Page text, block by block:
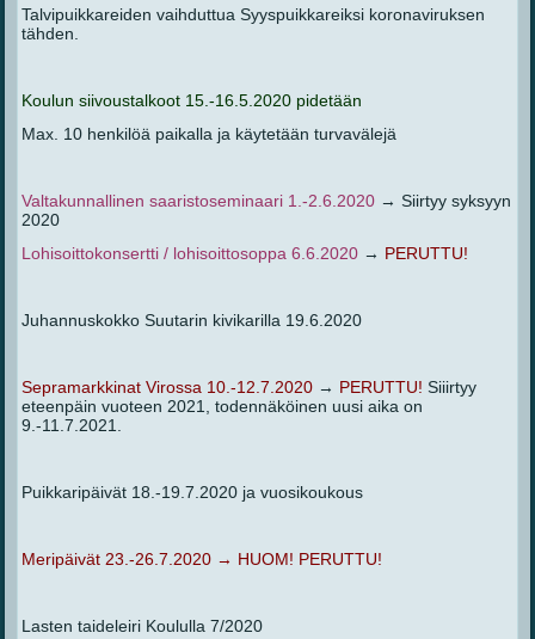
Talvipuikkareiden vaihduttua Syyspuikkareiksi koronaviruksen
tähden.
Koulun siivoustalkoot 15.-16.5.2020 pidetään
Max. 10 henkilöä paikalla ja käytetään turvavälejä
Valtakunnallinen saaristoseminaari 1.-2.6.2020 → Siirtyy syksyyn
2020
Lohisoittokonsertti / lohisoittosoppa 6.6.2020 → PERUTTU!
Juhannuskokko Suutarin kivikarilla 19.6.2020
Sepramarkkinat Virossa 10.-12.7.2020 → PERUTTU!Siiirtyy
eteenpäin vuoteen 2021, todennäköinen uusi aika on
9.-11.7.2021.
Puikkaripäivät 18.-19.7.2020 ja vuosikoukous
Meripäivät 23.-26.7.2020 → HUOM! PERUTTU!
Lasten taideleiri Koululla 7/2020